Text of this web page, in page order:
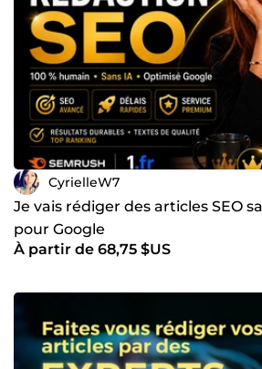
CyrielleW7
Je vais rédiger des articles SEO
pour Google
À partir de 68,75 $US